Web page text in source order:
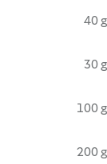
40 g
30 g
100 g
200 g